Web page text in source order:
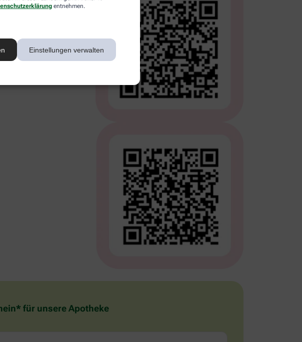
entnehmen.
Einstellungen verwalten
für unsere Apotheke